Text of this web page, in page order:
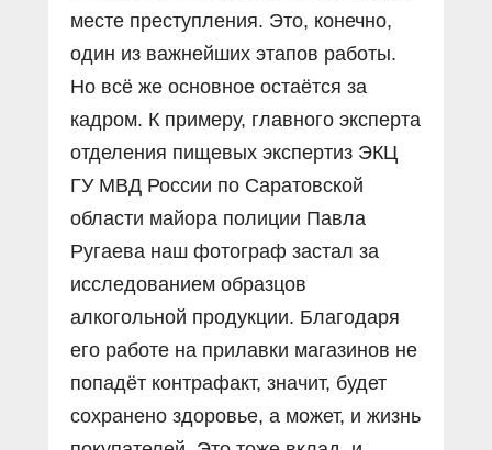
месте преступления. Это, конечно,
один из важнейших этапов работы.
Но всë же основное остаëтся за
кадром. К примеру, главного эксперта
отделения пищевых экспертиз ЭКЦ
ГУ МВД России по Саратовской
области майора полиции Павла
Ругаева наш фотограф застал за
исследованием образцов
алкогольной продукции. Благодаря
его работе на прилавки магазинов не
попадёт контрафакт, значит, будет
сохранено здоровье, а может, и жизнь